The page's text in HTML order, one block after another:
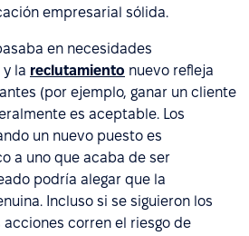
empresarial sólida.
en necesidades
la reclutamiento nuevo refleja
(por ejemplo, ganar un cliente
es aceptable. Los
un nuevo puesto es
a uno que acaba de ser
podría alegar que la
Incluso si se siguieron los
corren el riesgo de